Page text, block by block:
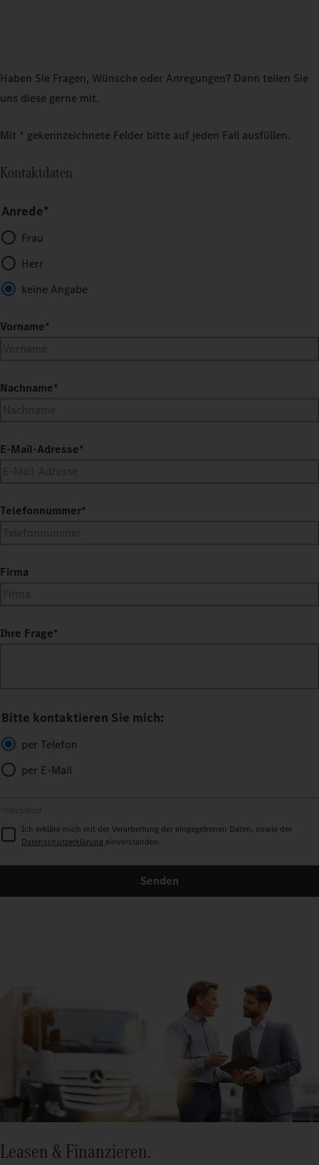
Haben Sie Fragen, Wünsche oder Anregungen? Dann teilen Sie
uns diese gerne mit.
Mit * gekennzeichnete Felder bitte auf jeden Fall ausfüllen.
Kontaktdaten
Anrede*
Frau
Herr
keine Angabe
Vorname*
Nachname*
E-Mail-Adresse*
Telefonnummer*
Firma
Ihre Frage*
Bitte kontaktieren Sie mich:
per Telefon
per E-Mail
Ich erkläre mich mit der Verarbeitung der eingegebenen Daten, sowie der
Datenschutzerklärung einverstanden.
Senden
Leasen & Finanzieren.